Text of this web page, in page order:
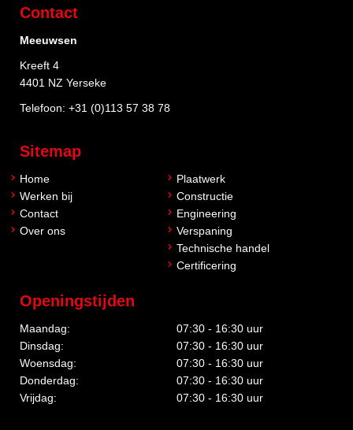
Contact
Meeuwsen
Kreeft 4
4401 NZ Yerseke
Telefoon: +31 (0)113 57 38 78
Sitemap
Home
Werken bij
Contact
Over ons
Plaatwerk
Constructie
Engineering
Verspaning
Technische handel
Certificering
Openingstijden
Maandag:
07:30 - 16:30 uur
Dinsdag:
07:30 - 16:30 uur
Woensdag:
07:30 - 16:30 uur
Donderdag:
07:30 - 16:30 uur
Vrijdag:
07:30 - 16:30 uur